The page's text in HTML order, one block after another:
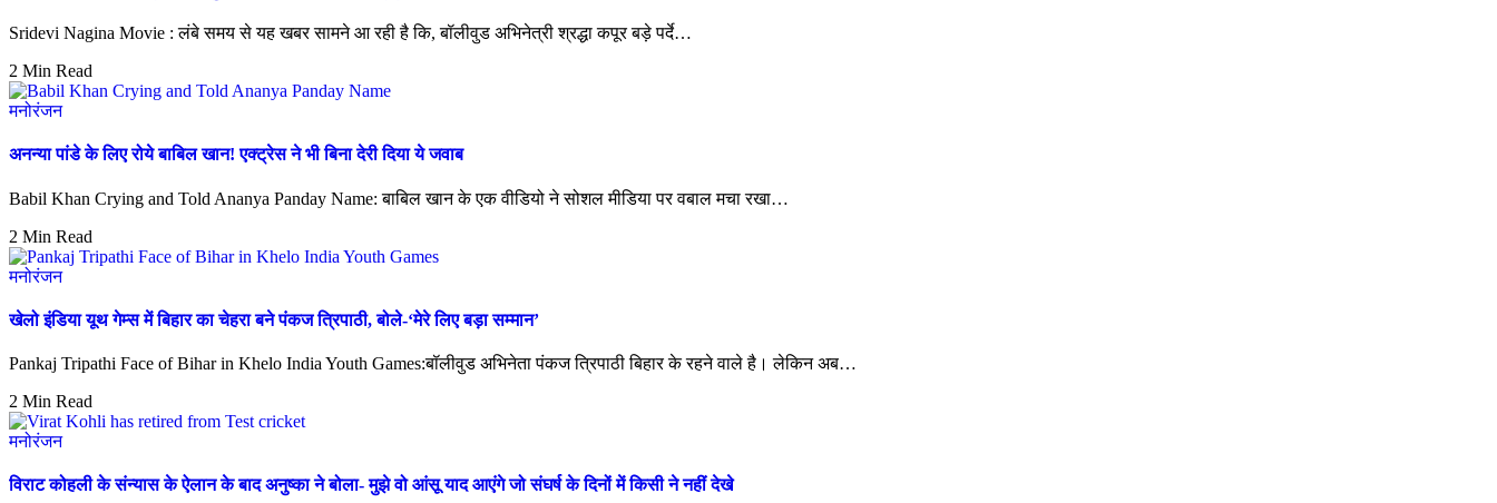
Sridevi Nagina Movie : लंबे समय से यह खबर सामने आ रही है कि, बॉलीवुड अभिनेत्री श्रद्धा कपूर बड़े पर्दे…
2 Min Read
मनोरंजन
अनन्या पांडे के लिए रोये बाबिल खान! एक्ट्रेस ने भी बिना देरी दिया ये जवाब
Babil Khan Crying and Told Ananya Panday Name: बाबिल खान के एक वीडियो ने सोशल मीडिया पर वबाल मचा रखा…
2 Min Read
मनोरंजन
खेलो इंडिया यूथ गेम्स में बिहार का चेहरा बने पंकज त्रिपाठी, बोले-‘मेरे लिए बड़ा सम्मान’
Pankaj Tripathi Face of Bihar in Khelo India Youth Games:बॉलीवुड अभिनेता पंकज त्रिपाठी बिहार के रहने वाले है। लेकिन अब…
2 Min Read
मनोरंजन
विराट कोहली के संन्यास के ऐलान के बाद अनुष्का ने बोला- मुझे वो आंसू याद आएंगे जो संघर्ष के दिनों में किसी ने नहीं देखे